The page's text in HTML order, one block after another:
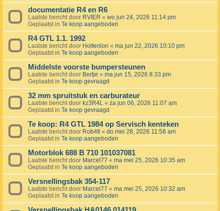
documentatie R4 en R6
Laatste bericht door RVIER « wo jun 24, 2026 11:14 pm
Geplaatst in Te koop aangeboden
R4 GTL 1.1. 1992
Laatste bericht door Holtenlon « ma jun 22, 2026 10:10 pm
Geplaatst in Te koop aangeboden
Middelste voorste bumpersteunen
Laatste bericht door Bertje « ma jun 15, 2026 8:33 pm
Geplaatst in Te koop gevraagd
32 mm spruitstuk en carburateur
Laatste bericht door kz3R4L « za jun 06, 2026 11:07 am
Geplaatst in Te koop gevraagd
Te koop: R4 GTL 1984 op Servisch kenteken
Laatste bericht door Rob4tl « do mei 28, 2026 11:58 am
Geplaatst in Te koop aangeboden
Motorblok 688 B 710 101037081
Laatste bericht door Marcel77 « ma mei 25, 2026 10:35 am
Geplaatst in Te koop aangeboden
Versnellingsbak 354-117
Laatste bericht door Marcel77 « ma mei 25, 2026 10:32 am
Geplaatst in Te koop aangeboden